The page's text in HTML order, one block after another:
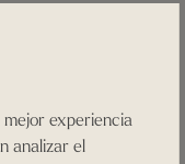
experiencia
analizar el